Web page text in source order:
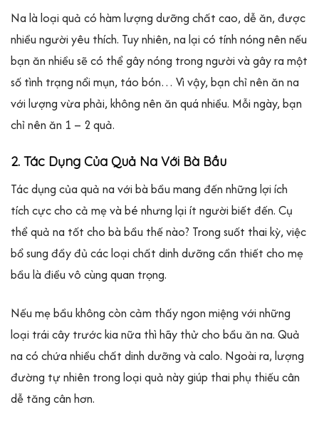
Na là loại quả có hàm lượng dưỡng chất cao, dễ ăn, được
nhiều người yêu thích. Tuy nhiên, na lại có tính nóng nên nếu
bạn ăn nhiều sẽ có thể gây nóng trong người và gây ra một
số tình trạng nổi mụn, táo bón… Vì vậy, bạn chỉ nên ăn na
với lượng vừa phải, không nên ăn quá nhiều. Mỗi ngày, bạn
chỉ nên ăn 1 – 2 quả.
2. Tác Dụng Của Quả Na Với Bà Bầu
Tác dụng của quả na với bà bầu mang đến những lợi ích
tích cực cho cả mẹ và bé nhưng lại ít người biết đến. Cụ
thể quả na tốt cho bà bầu thế nào? Trong suốt thai kỳ, việc
bổ sung đầy đủ các loại chất dinh dưỡng cần thiết cho mẹ
bầu là điều vô cùng quan trọng.
Nếu mẹ bầu không còn cảm thấy ngon miệng với những
loại trái cây trước kia nữa thì hãy thử cho bầu ăn na. Quả
na có chứa nhiều chất dinh dưỡng và calo. Ngoài ra, lượng
đường tự nhiên trong loại quả này giúp thai phụ thiếu cân
dễ tăng cân hơn.